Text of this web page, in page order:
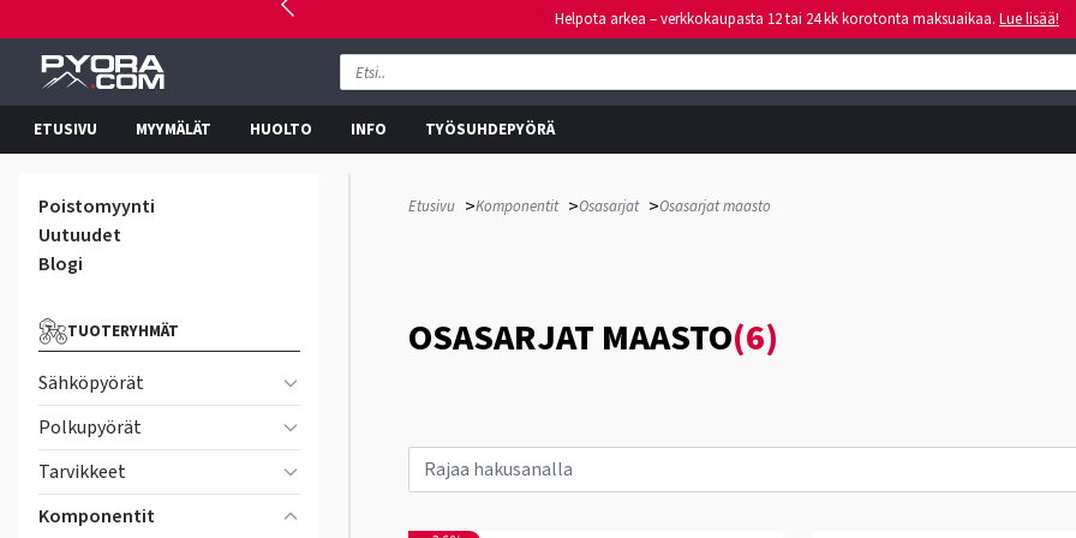
Helpota arkea – verkkokaupasta 12 tai 24 kk korotonta maksuaikaa. Lue lisää!
ETUSIVU MYYMÄLÄT HUOLTO INFO TYÖSUHDEPYÖRÄ
Poistomyynti
Uutuudet
Blogi
TUOTERYHMÄT
Sähköpyörät
Polkupyörät
Tarvikkeet
Komponentit
Etusivu >Komponentit >Osasarjat >Osasarjat maasto
OSASARJAT MAASTO(6)